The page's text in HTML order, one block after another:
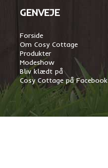
GENVEJE
Forside
Om Cosy Cottage
Produkter
Modeshow
Bliv klædt på
Cosy Cottage på Facebook